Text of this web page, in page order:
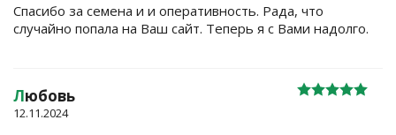
Спасибо за семена и и оперативность. Рада, что
случайно попала на Ваш сайт. Теперь я с Вами надолго.
Любовь
12.11.2024